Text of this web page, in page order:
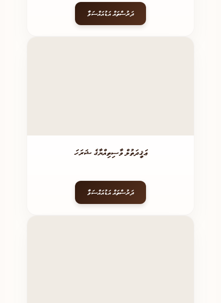
ދަރުސްތައް އަޑުއައްސަވާ
ޢަޤީދަތުލް ވާސިތިއްޔާގެ ޝަރަހަ
ދަރުސްތައް އަޑުއައްސަވާ